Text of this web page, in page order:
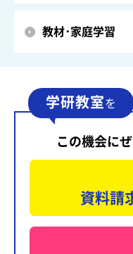
教材･家庭学習
学研教室を
この機会に
資料請